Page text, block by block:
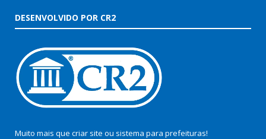
DESENVOLVIDO POR CR2
Muito mais que criar site ou sistema para prefeituras!